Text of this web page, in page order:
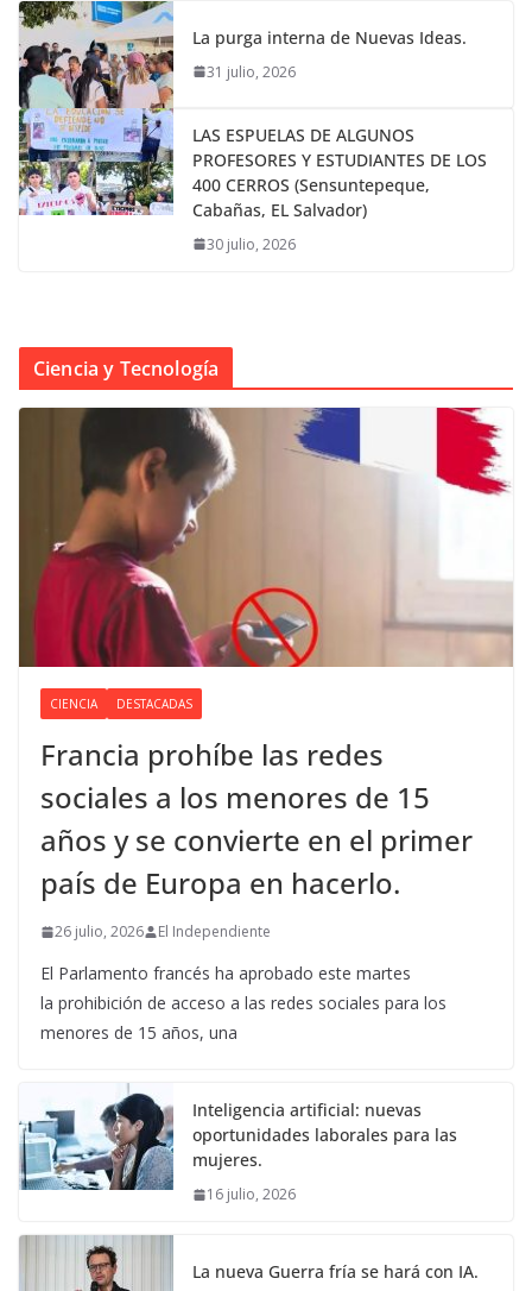
La purga interna de Nuevas Ideas.
31 julio, 2026
LAS ESPUELAS DE ALGUNOS
PROFESORES Y ESTUDIANTES DE LOS
400 CERROS (Sensuntepeque,
Cabañas, EL Salvador)
30 julio, 2026
Ciencia y Tecnología
CIENCIA DESTACADAS
Francia prohíbe las redes
sociales a los menores de 15
años y se convierte en el primer
país de Europa en hacerlo.
26 julio, 2026 El Independiente
El Parlamento francés ha aprobado este martes
la prohibición de acceso a las redes sociales para los
menores de 15 años, una
Inteligencia artificial: nuevas
oportunidades laborales para las
mujeres.
16 julio, 2026
La nueva Guerra fría se hará con IA.